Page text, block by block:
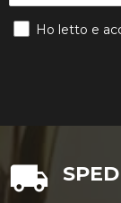
Ho letto e